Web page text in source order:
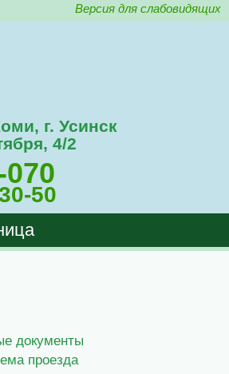
Версия для слабовидящих
г. Усинск
4/2
070
50
документы
проезда